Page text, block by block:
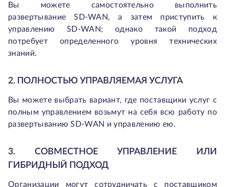
Вы можете самостоятельно выполнить
развертывание SD-WAN, а затем приступить к
управлению SD-WAN; однако такой подход
потребует определенного уровня технических
знаний.
2. ПОЛНОСТЬЮ УПРАВЛЯЕМАЯ УСЛУГА
Вы можете выбрать вариант, где поставщики услуг с
полным управлением возьмут на себя всю работу по
развертыванию SD-WAN и управлению ею.
3. СОВМЕСТНОЕ УПРАВЛЕНИЕ ИЛИ
ГИБРИДНЫЙ ПОДХОД
Организации могут сотрудничать с поставщиком